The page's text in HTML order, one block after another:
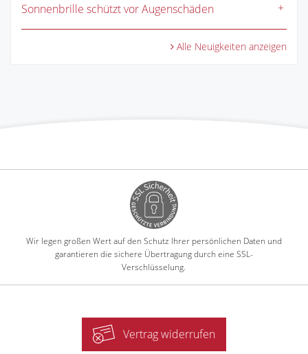
Sonnenbrille schützt vor Augenschäden
Alle Neuigkeiten anzeigen
Wir legen großen Wert auf den Schutz Ihrer persönlichen Daten und
garantieren die sichere Übertragung durch eine SSL-
Verschlüsselung.
Vertrag widerrufen